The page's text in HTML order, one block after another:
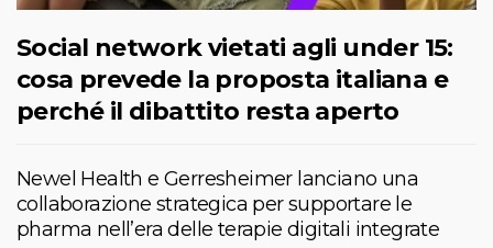
Social network vietati agli under 15:
cosa prevede la proposta italiana e
perché il dibattito resta aperto
Newel Health e Gerresheimer lanciano una
collaborazione strategica per supportare le
pharma nell’era delle terapie digitali integrate